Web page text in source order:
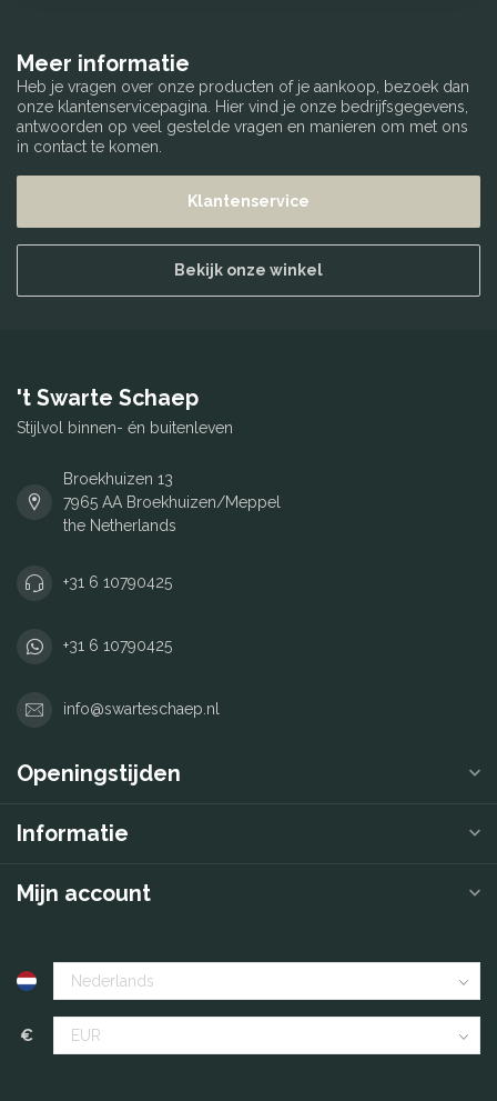
Meer informatie
Heb je vragen over onze producten of je aankoop, bezoek dan
onze klantenservicepagina. Hier vind je onze bedrijfsgegevens,
antwoorden op veel gestelde vragen en manieren om met ons
in contact te komen.
Klantenservice
Bekijk onze winkel
't Swarte Schaep
Stijlvol binnen- én buitenleven
Broekhuizen 13
7965 AA Broekhuizen/Meppel
the Netherlands
+31 6 10790425
+31 6 10790425
info@swarteschaep.nl
Openingstijden
Informatie
Mijn account
€